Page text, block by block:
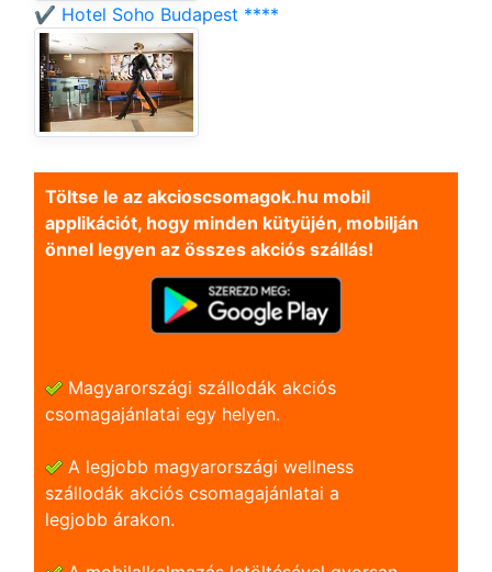
✔️ Hotel Soho Budapest ****
Töltse le az akcioscsomagok.hu mobil
applikációt, hogy minden kütyüjén, mobilján
önnel legyen az összes akciós szállás!
Magyarországi szállodák akciós
csomagajánlatai egy helyen.
A legjobb magyarországi wellness
szállodák akciós csomagajánlatai a
legjobb árakon.